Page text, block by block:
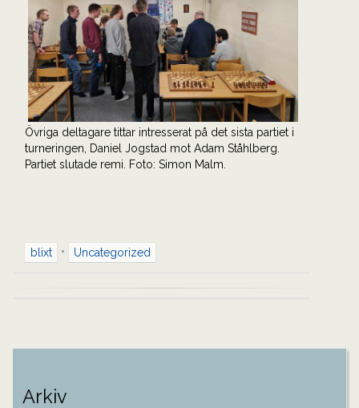
Övriga deltagare tittar intresserat på det sista partiet i
turneringen, Daniel Jogstad mot Adam Ståhlberg.
Partiet slutade remi. Foto: Simon Malm.
blixt • Uncategorized
Arkiv